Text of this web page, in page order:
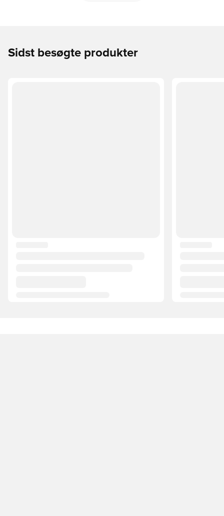
Sidst besøgte produkter